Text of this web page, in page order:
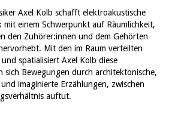
Axel Kolb schafft elektroakustische
mit einem Schwerpunkt auf Räumlichkeit,
den Zuhörer:innen und dem Gehörten
Mit den im Raum verteilten
spatialisiert Axel Kolb diese
sich Bewegungen durch architektonische,
imaginierte Erzählungen, zwischen
auftut.